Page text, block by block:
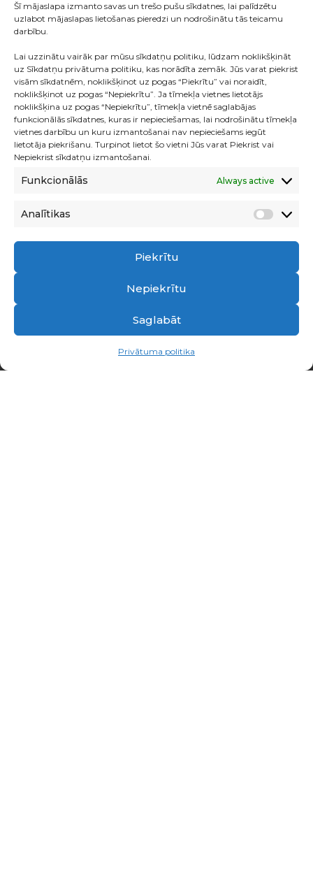
Šī mājaslapa izmanto savas un trešo pušu sīkdatnes, lai palīdzētu
uzlabot mājaslapas lietošanas pieredzi un nodrošinātu tās teicamu
darbību.
Lai uzzinātu vairāk par mūsu sīkdatņu politiku, lūdzam noklikšķināt
uz Sīkdatņu privātuma politiku, kas norādīta zemāk. Jūs varat piekrist
visām sīkdatnēm, noklikšķinot uz pogas “Piekrītu” vai noraidīt,
noklikšķinot uz pogas “Nepiekrītu”. Ja tīmekļa vietnes lietotājs
noklikšķina uz pogas “Nepiekrītu”, tīmekļa vietnē saglabājas
funkcionālās sīkdatnes, kuras ir nepieciešamas, lai nodrošinātu tīmekļa
vietnes darbību un kuru izmantošanai nav nepieciešams iegūt
lietotāja piekrišanu. Turpinot lietot šo vietni Jūs varat Piekrist vai
Nepiekrist sīkdatņu izmantošanai.
Funkcionālās Always active
Analītikas
Piekrītu
Nepiekrītu
Saglabāt
Privātuma politika